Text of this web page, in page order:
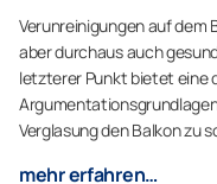
Verunreinigungen auf dem
aber durchaus auch
letzterer Punkt bietet eine
Verglasung den Balkon zu
mehr erfahren…